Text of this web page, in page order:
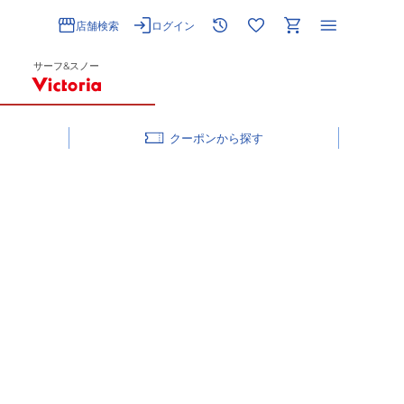
店舗検索 ログイン
サーフ&スノー
クーポン